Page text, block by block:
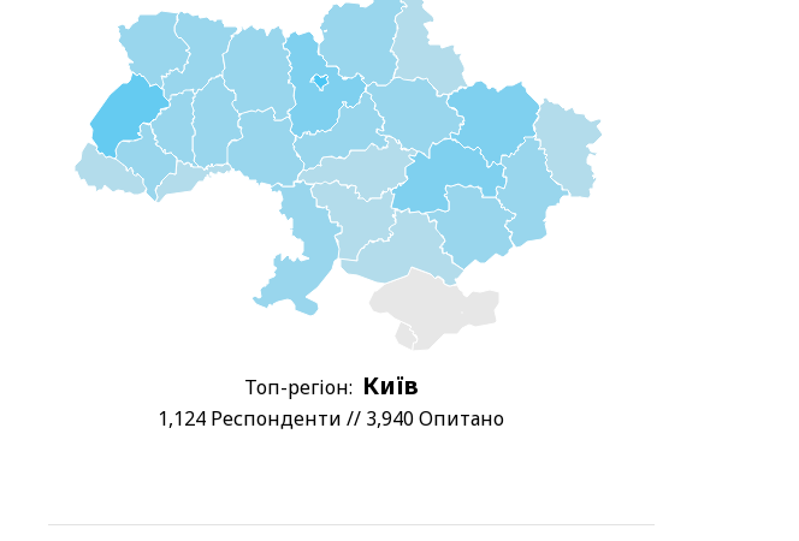
Топ-регіон: Київ
1,124 Респонденти // 3,940 Опитано